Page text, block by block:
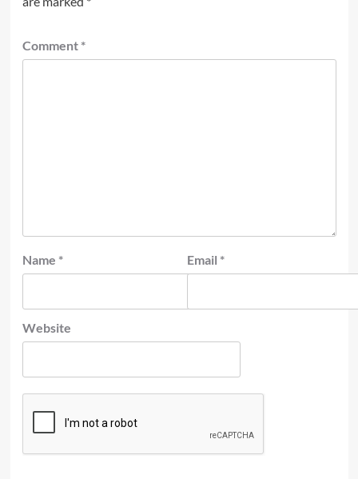
Comment *
Name * Email *
Website